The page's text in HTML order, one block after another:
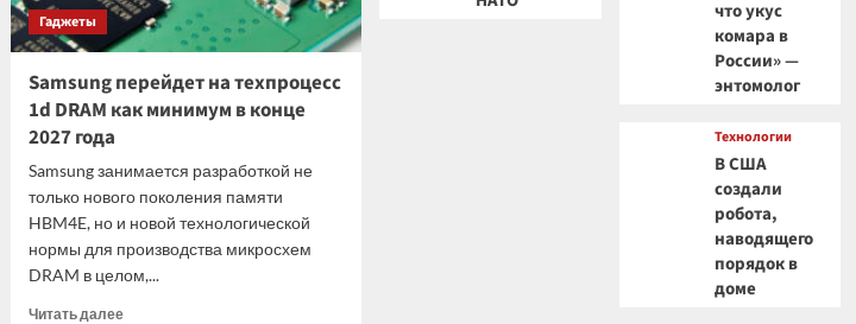
Гаджеты
Samsung перейдет на техпроцесс
1d DRAM как минимум в конце
2027 года
Samsung занимается разработкой не
только нового поколения памяти
HBM4E, но и новой технологической
нормы для производства микросхем
DRAM в целом,...
Читать далееПрочитать
что укус
комара в
России» —
энтомолог
Технологии
В США
создали
робота,
наводящего
порядок в
доме